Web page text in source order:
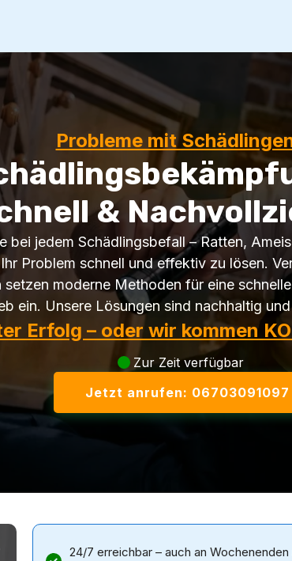
Probleme mit
&
jedem Schädlingsbefall – Ratten,
Problem schnell und effektiv zu lösen.
setzen moderne Methoden für eine
ein. Unsere Lösungen sind nachhaltig
Erfolg – oder wir kommen
Zur Zeit verfügbar
Jetzt anrufen: 06703091097
24/7 erreichbar – auch an Wochenenden